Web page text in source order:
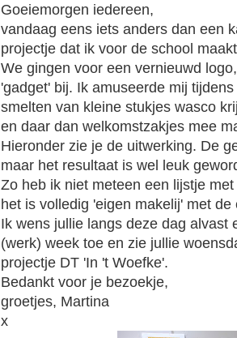
Goeiemorgen iedereen,
vandaag eens iets anders dan een
projectje dat ik voor de school
We gingen voor een vernieuwd
'gadget' bij. Ik amuseerde mij
smelten van kleine stukjes wasco
en daar dan welkomstzakjes mee
Hieronder zie je de uitwerking. De
maar het resultaat is wel leuk
Zo heb ik niet meteen een lijstje
het is volledig 'eigen makelij' met
Ik wens jullie langs deze dag alvast
(werk) week toe en zie jullie
projectje DT 'In 't Woefke'.
Bedankt voor je bezoekje,
groetjes, Martina
x